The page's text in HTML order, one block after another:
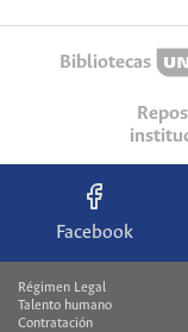
Bibliotecas
Facebook
Régimen Legal
Talento humano
Contratación